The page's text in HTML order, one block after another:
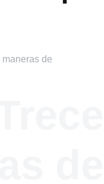
maneras de